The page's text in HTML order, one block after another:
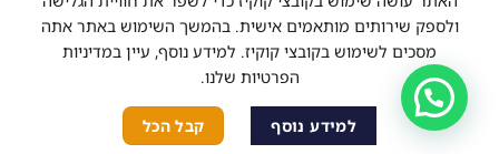
גאדג'טים
גאדג'טים
גאדג'טים לבית
ולספק שירותים מותאמים אישית. בהמשך השימוש באתר אתה
מסכים לשימוש בקובצי קוקיז. למידע נוסף, עיין במדיניות
הפרטיות שלנו.
למידע נוסף קבל הכל